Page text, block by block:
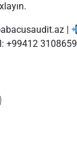
|
+99412 3108659